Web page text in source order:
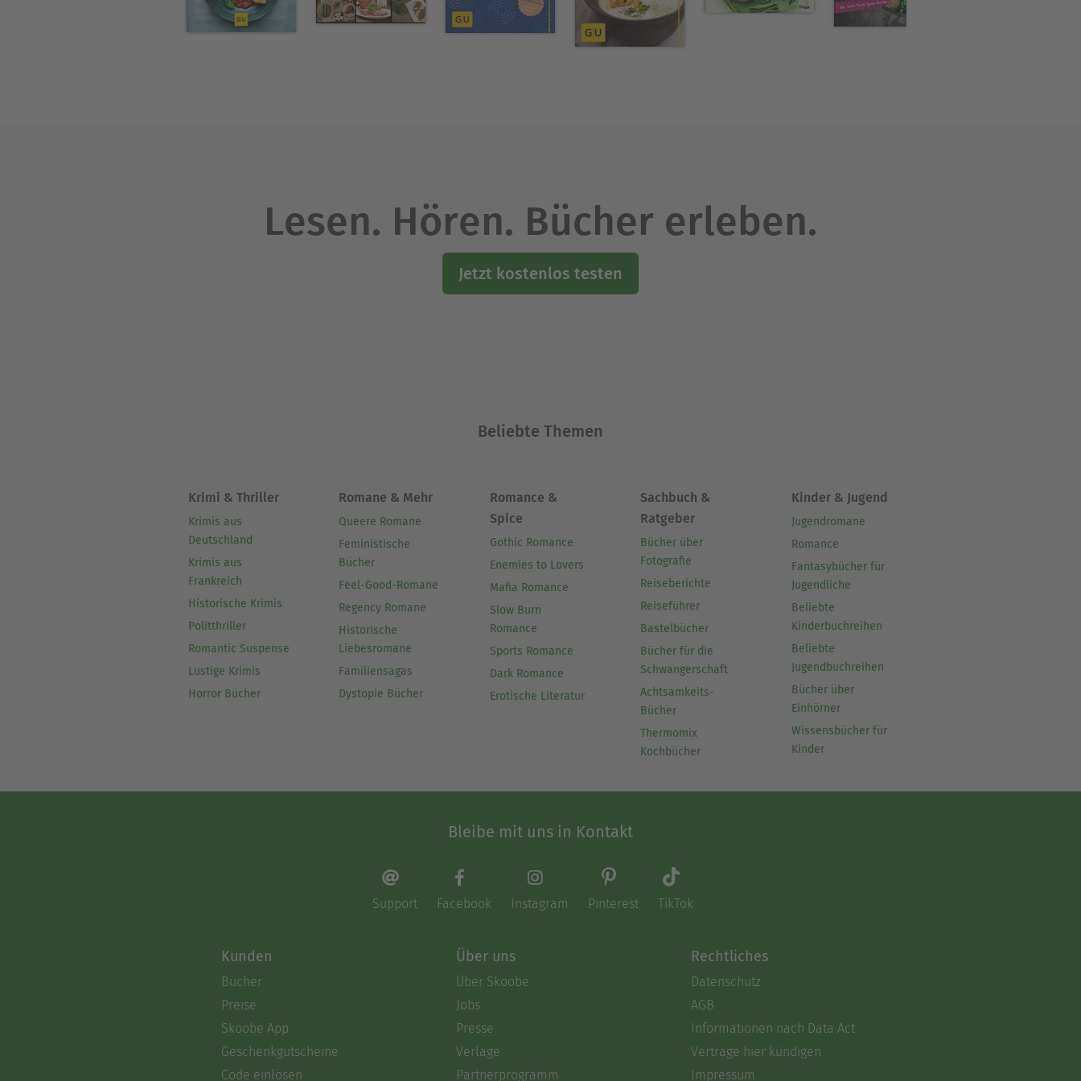
Lesen. Hören. Bücher erleben.
Jetzt kostenlos testen
Beliebte Themen
Krimi & Thriller
Krimis aus
Deutschland
Krimis aus
Frankreich
Historische Krimis
Politthriller
Romantic Suspense
Lustige Krimis
Horror Bücher
Romane & Mehr
Queere Romane
Feministische
Bücher
Feel-Good-Romane
Regency Romane
Historische
Liebesromane
Familiensagas
Dystopie Bücher
Romance &
Spice
Gothic Romance
Enemies to Lovers
Mafia Romance
Slow Burn
Romance
Sports Romance
Dark Romance
Erotische Literatur
Sachbuch &
Ratgeber
Bücher über
Fotografie
Reiseberichte
Reiseführer
Bastelbücher
Bücher für die
Schwangerschaft
Achtsamkeits-
Bücher
Thermomix
Kochbücher
Kinder & Jugend
Jugendromane
Romance
Fantasybücher für
Jugendliche
Beliebte
Kinderbuchreihen
Beliebte
Jugendbuchreihen
Bücher über
Einhörner
Wissensbücher für
Kinder
Bleibe mit uns in Kontakt
Support Facebook Instagram Pinterest TikTok
Kunden
Bücher
Preise
Skoobe App
Geschenkgutscheine
Code einlösen
Über uns
Über Skoobe
Jobs
Presse
Verlage
Partnerprogramm
Rechtliches
Datenschutz
AGB
Informationen nach Data Act
Verträge hier kündigen
Impressum